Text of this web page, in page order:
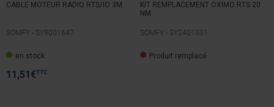
CABLE MOTEUR RADIO RTS/IO 3M
SOMFY - SY9001647
en stock
11,51 €TTC
KIT REMPLACEMENT OXIMO RTS 20
NM
SOMFY - SY2401531
Produit remplacé